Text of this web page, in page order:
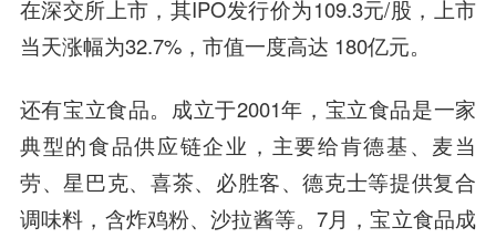
在深交所上市，其IPO发行价为109.3元/股，上市
当天涨幅为32.7%，市值一度高达 180亿元。
还有宝立食品。成立于2001年，宝立食品是一家
典型的食品供应链企业，主要给肯德基、麦当
劳、星巴克、喜茶、必胜客、德克士等提供复合
调味料，含炸鸡粉、沙拉酱等。7月，宝立食品成